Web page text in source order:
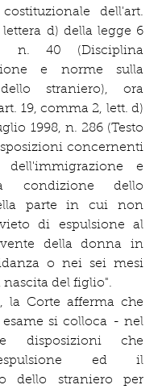
dell'art.
d) della legge 6
n. 40 (Disciplina
e norme sulla
straniero), ora
19, comma 2, lett. d)
1998, n. 286 (Testo
concernenti
e
condizione dello
parte in cui non
di espulsione al
della donna in
o nei sei mesi
nascita del figlio".
la Corte afferma che
si colloca - nel
disposizioni che
ed il
dello straniero per